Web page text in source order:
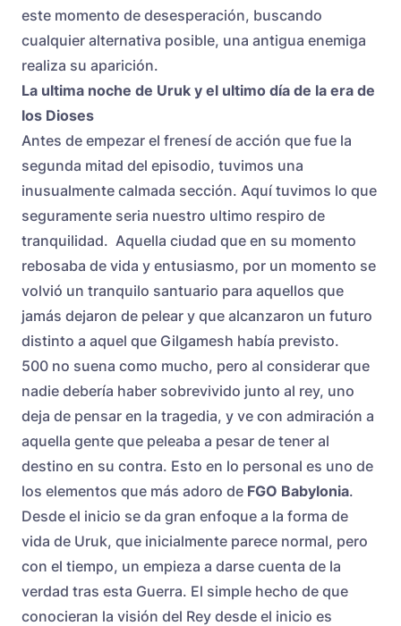
este momento de desesperación, buscando
cualquier alternativa posible, una antigua enemiga
realiza su aparición.
La ultima noche de Uruk y el ultimo día de la era de
los Dioses
Antes de empezar el frenesí de acción que fue la
segunda mitad del episodio, tuvimos una
inusualmente calmada sección. Aquí tuvimos lo que
seguramente seria nuestro ultimo respiro de
tranquilidad. Aquella ciudad que en su momento
rebosaba de vida y entusiasmo, por un momento se
volvió un tranquilo santuario para aquellos que
jamás dejaron de pelear y que alcanzaron un futuro
distinto a aquel que Gilgamesh había previsto.
500 no suena como mucho, pero al considerar que
nadie debería haber sobrevivido junto al rey, uno
deja de pensar en la tragedia, y ve con admiración a
aquella gente que peleaba a pesar de tener al
destino en su contra. Esto en lo personal es uno de
los elementos que más adoro de FGO Babylonia.
Desde el inicio se da gran enfoque a la forma de
vida de Uruk, que inicialmente parece normal, pero
con el tiempo, un empieza a darse cuenta de la
verdad tras esta Guerra. El simple hecho de que
conocieran la visión del Rey desde el inicio es